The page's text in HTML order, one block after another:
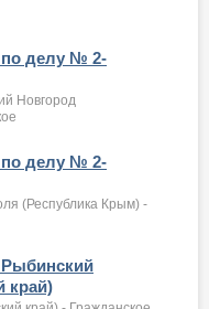
по делу № 2-
Новгород
по делу № 2-
(Республика Крым) -
Рыбинский
край)